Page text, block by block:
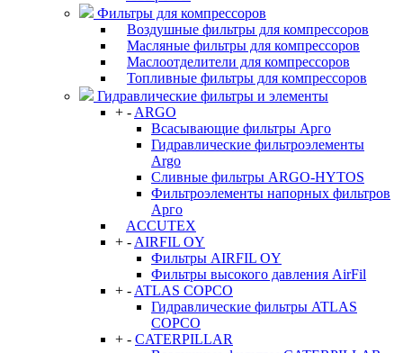
Фильтры для компрессоров
Воздушные фильтры для компрессоров
Масляные фильтры для компрессоров
Маслоотделители для компрессоров
Топливные фильтры для компрессоров
Гидравлические фильтры и элементы
+ - ARGO
Всасывающие фильтры Арго
Гидравлические фильтроэлементы
Argo
Сливные фильтры ARGO-HYTOS
Фильтроэлементы напорных фильтров
Арго
ACCUTEX
+ - AIRFIL OY
Фильтры AIRFIL OY
Фильтры высокого давления AirFil
+ - ATLAS COPCO
Гидравлические фильтры ATLAS
COPCO
+ - CATERPILLAR